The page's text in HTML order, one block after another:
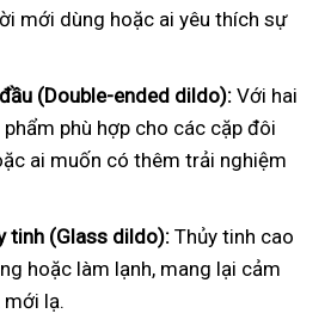
mới dùng hoặc ai yêu thích sự
(Double-ended dildo): Với hai
phù hợp cho các cặp đôi
ai muốn có thêm trải nghiệm
tinh (Glass dildo): Thủy tinh cao
hoặc làm lạnh, mang lại cảm
mới lạ.